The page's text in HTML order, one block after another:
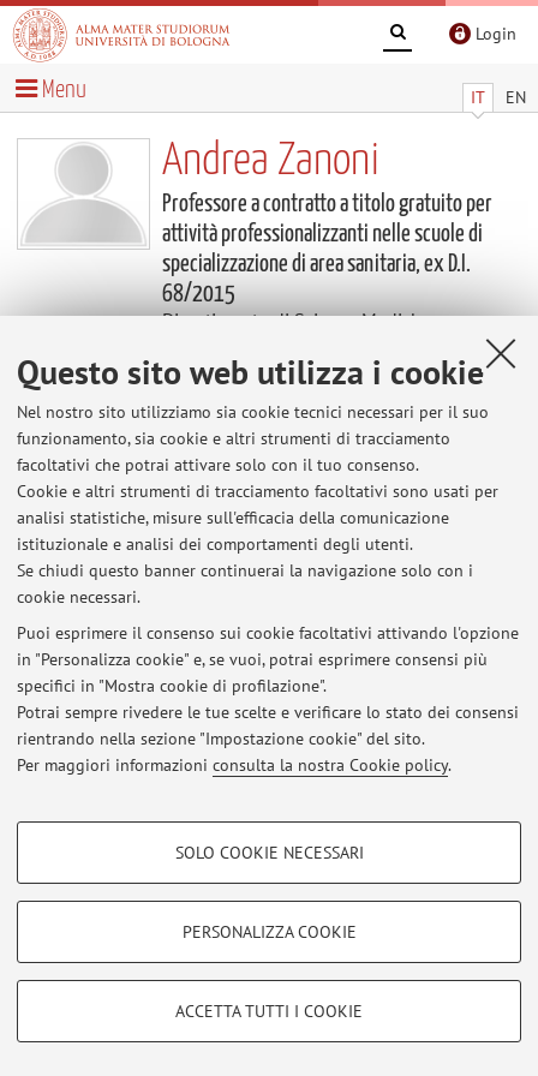
Questo sito web utilizza i cookie
Nel nostro sito utilizziamo sia cookie tecnici necessari per il suo
funzionamento, sia cookie e altri strumenti di tracciamento
facoltativi che potrai attivare solo con il tuo consenso.
Cookie e altri strumenti di tracciamento facoltativi sono usati per
analisi statistiche, misure sull'efficacia della comunicazione
istituzionale e analisi dei comportamenti degli utenti.
Se chiudi questo banner continuerai la navigazione solo con i
cookie necessari.
Puoi esprimere il consenso sui cookie facoltativi attivando l'opzione
in "Personalizza cookie" e, se vuoi, potrai esprimere consensi più
specifici in "Mostra cookie di profilazione".
Potrai sempre rivedere le tue scelte e verificare lo stato dei consensi
rientrando nella sezione "Impostazione cookie" del sito.
Per maggiori informazioni consulta la nostra Cookie policy.
COOKIE DI PROFILAZIONE - FACOLTATIVI
COOKIE TECNICI - NECESSARI
Si tratta di cookie tecnici utilizzati, a titolo esemplificativo, per il corretto
SOLO COOKIE NECESSARI
PERSONALIZZA COOKIE
ACCETTA TUTTI I COOKIE
Login
IT EN
Menu
Andrea Zanoni
Professore a contratto a titolo gratuito per
attività professionalizzanti nelle scuole di
specializzazione di area sanitaria, ex D.I.
68/2015
Dipartimento di Scienze Mediche e
Professore a contratto a titolo gratuito
Dipartimento di Scienze Mediche e
Chirurgiche
Contenuti utili
Al momento non sono presenti contenuti.
Ultimi avvisi
Al momento non sono presenti avvisi.
Zamboni, 33 - 40126 Bologna - Partita IVA: 01131710376
| Note legali|Impostazioni Cookie